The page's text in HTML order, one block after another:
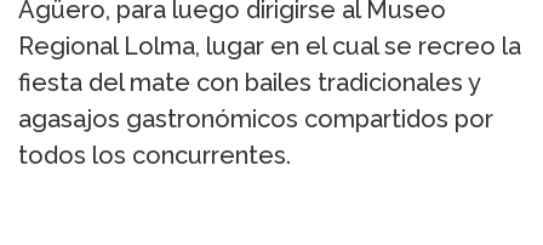
Agüero, para luego dirigirse al Museo
Regional Lolma, lugar en el cual se recreo la
fiesta del mate con bailes tradicionales y
agasajos gastronómicos compartidos por
todos los concurrentes.